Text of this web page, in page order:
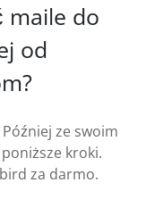
maile do
od
ze swoim
kroki.
za darmo.